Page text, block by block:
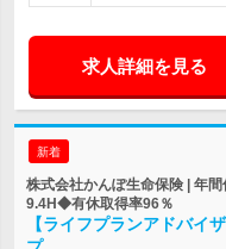
求人詳細を見る
新着
株式会社かんぽ生命保険 | 年
9.4H◆有休取得率96％
【ライフプランアドバイ